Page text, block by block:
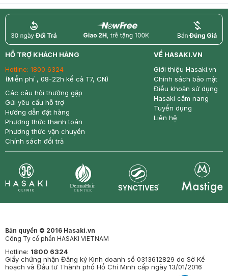
return nowfree price
HỖ TRỢ KHÁCH HÀNG
Hotline: 1800 6324
(Miễn phí , 08-22h kể cả T7, CN)
Các câu hỏi thường gặp
Gửi yêu cầu hỗ trợ
Hướng dẫn đặt hàng
Phương thức thanh toán
Phương thức vận chuyển
Chính sách đổi trả
VỀ HASAKI.VN
Giới thiệu Hasaki.vn
Chính sách bảo mật
Điều khoản sử dụng
Hasaki cẩm nang
Tuyển dụng
Liên hệ
Bản quyền © 2016 Hasaki.vn
Công Ty cổ phần HASAKI VIETNAM
Hotline: 1800 6324
Giấy chứng nhận Đăng ký Kinh doanh số 0313612829 do Sở Kế
hoạch và Đầu tư Thành phố Hồ Chí Minh cấp ngày 13/01/2016